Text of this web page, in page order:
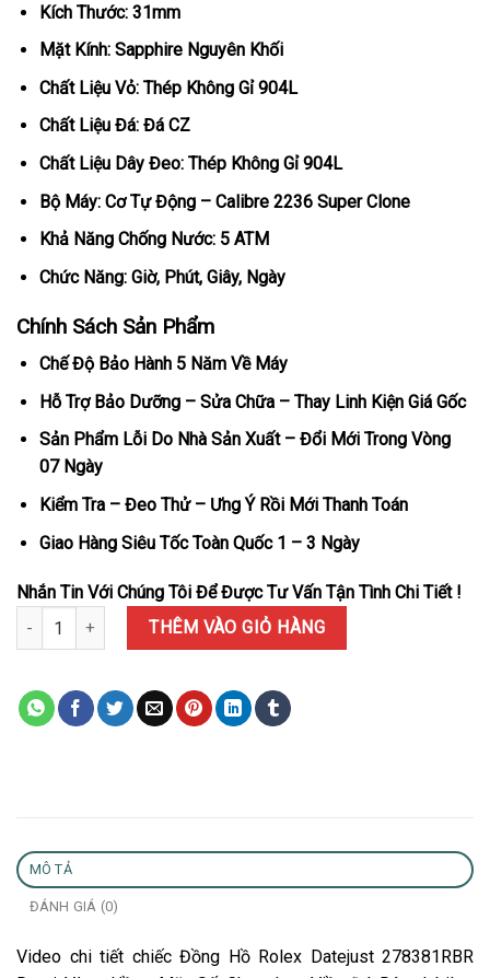
Kích Thước: 31mm
Mặt Kính: Sapphire Nguyên Khối
Chất Liệu Vỏ: Thép Không Gỉ 904L
Chất Liệu Đá: Đá CZ
Chất Liệu Dây Đeo: Thép Không Gỉ 904L
Bộ Máy: Cơ Tự Động – Calibre 2236 Super Clone
Khả Năng Chống Nước: 5 ATM
Chức Năng: Giờ, Phút, Giây, Ngày
Chính Sách Sản Phẩm
Chế Độ Bảo Hành 5 Năm Về Máy
Hỗ Trợ Bảo Dưỡng – Sửa Chữa – Thay Linh Kiện Giá Gốc
Sản Phẩm Lỗi Do Nhà Sản Xuất – Đổi Mới Trong Vòng
07 Ngày
Kiểm Tra – Đeo Thử – Ưng Ý Rồi Mới Thanh Toán
Giao Hàng Siêu Tốc Toàn Quốc 1 – 3 Ngày
Nhắn Tin Với Chúng Tôi Để Được Tư Vấn Tận Tình Chi Tiết !
Đồng Hồ Rolex Datejust 278381RBR Demi Vàng Hồng Mặt Số
THÊM VÀO GIỎ HÀNG
MÔ TẢ
ĐÁNH GIÁ (0)
Video chi tiết chiếc Đồng Hồ Rolex Datejust 278381RBR